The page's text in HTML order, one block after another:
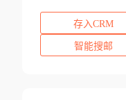
存入CRM
智能搜邮